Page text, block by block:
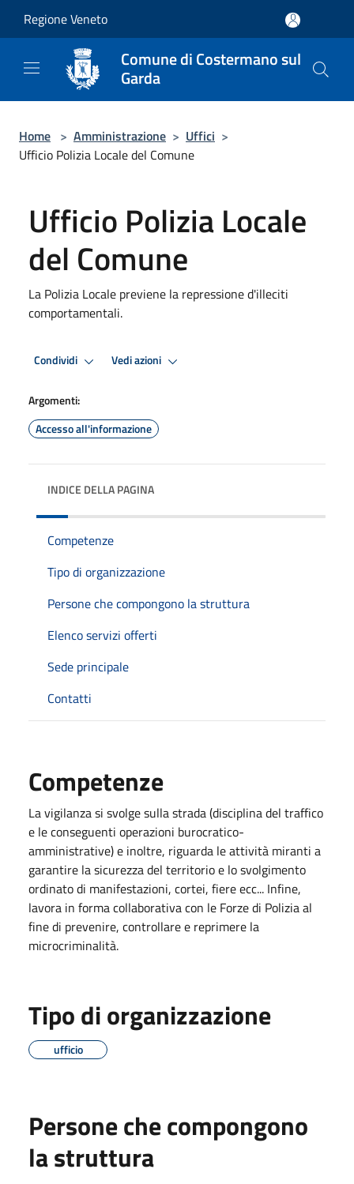
Regione Veneto
Comune di Costermano sul
Garda
Home > Amministrazione > Uffici >
Ufficio Polizia Locale del Comune
Ufficio Polizia Locale
del Comune
La Polizia Locale previene la repressione d'illeciti
comportamentali.
Condividi Vedi azioni
Argomenti:
Accesso all'informazione
INDICE DELLA PAGINA
Competenze
Tipo di organizzazione
Persone che compongono la struttura
Elenco servizi offerti
Sede principale
Contatti
Competenze
La vigilanza si svolge sulla strada (disciplina del traffico
e le conseguenti operazioni burocratico-
amministrative) e inoltre, riguarda le attività miranti a
garantire la sicurezza del territorio e lo svolgimento
ordinato di manifestazioni, cortei, fiere ecc... Infine,
lavora in forma collaborativa con le Forze di Polizia al
fine di prevenire, controllare e reprimere la
microcriminalità.
Tipo di organizzazione
ufficio
Persone che compongono
la struttura